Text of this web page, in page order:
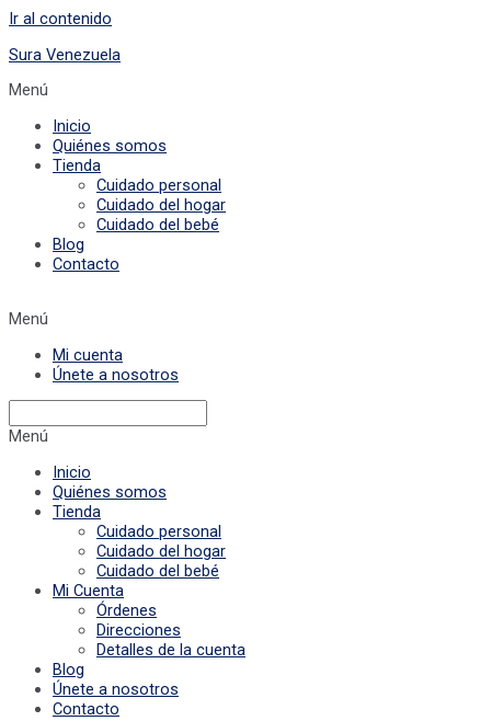
Ir al contenido
Sura Venezuela
Menú
Inicio
Quiénes somos
Tienda
Cuidado personal
Cuidado del hogar
Cuidado del bebé
Blog
Contacto
Menú
Mi cuenta
Únete a nosotros
Menú
Inicio
Quiénes somos
Tienda
Cuidado personal
Cuidado del hogar
Cuidado del bebé
Mi Cuenta
Órdenes
Direcciones
Detalles de la cuenta
Blog
Únete a nosotros
Contacto